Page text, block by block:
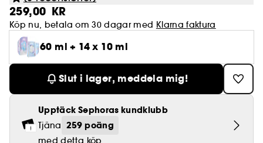
259,00 KR
Köp nu, betala om 30 dagar med Klarna faktura
60 ml + 14 x 10 ml
Slut i lager, meddela mig!
Upptäck Sephoras kundklubb
Tjäna 259 poäng
med detta köp